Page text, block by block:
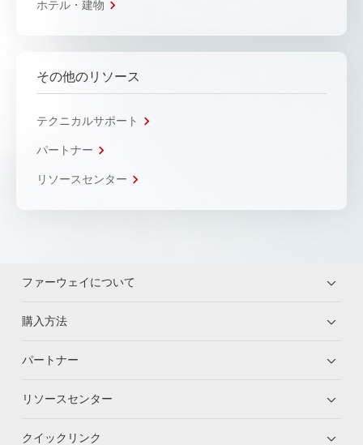
ホテル・建物
その他のリソース
テクニカルサポート
パートナー
リソースセンター
ファーウェイについて
購入方法
パートナー
リソースセンター
クイックリンク